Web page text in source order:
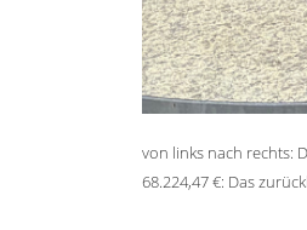
von links nach rechts:
68.224,47 €: Das